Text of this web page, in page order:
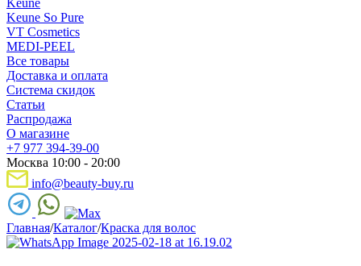
Keune So Pure
VT Cosmetics
MEDI-PEEL
Все товары
Доставка и оплата
Система скидок
Статьи
Распродажа
О магазине
+7 977 394-39-00
Москва 10:00 - 20:00
info@beauty-buy.ru
Главная/Каталог/Краска для волос